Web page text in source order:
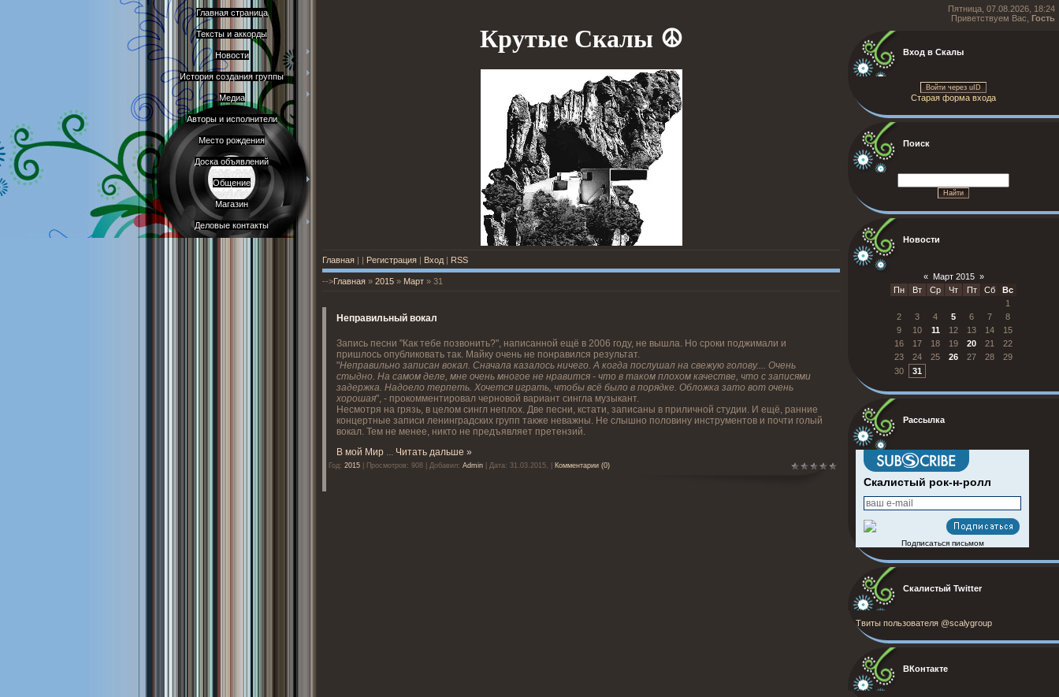
Главная страница
Тексты и аккорды
Новости
История создания группы
Медиа
Авторы и исполнители
Место рождения
Доска объявлений
Общение
Магазин
Деловые контакты
Крутые Скалы☮
Главная | | Регистрация | Вход | RSS
-->Главная » 2015 » Март » 31
Неправильный вокал
Запись песни "Как тебе позвонить?", написанной ещё в 2006 году, не вышла. Но сроки поджимали и
пришлось опубликовать так. Майку очень не понравился результат.
"Неправильно записан вокал. Сначала казалось ничего. А когда послушал на свежую голову.... Очень
стыдно. На самом деле, мне очень многое не нравится - что в таком плохом качестве, что с записями
задержка. Надоело терпеть. Хочется играть, чтобы всё было в порядке. Обложка зато вот очень
хорошая", - прокомментировал черновой вариант сингла музыкант.
Несмотря на грязь, в целом сингл неплох. Две песни, кстати, записаны в приличной студии. И ещё, ранние
концертные записи ленинградских групп также неважны. Не слышно половину инструментов и почти голый
вокал. Тем не менее, никто не предъявляет претензий.
В мой Мир
Читать дальше »
Год: 2015 | Просмотров: 908 | Добавил: Admin | Дата: 31.03.2015, Комментарии (0)
Пятница, 07.08.2026, 18:24
Приветствуем Вас, Гость
Вход в Скалы
Войти через uID
Старая форма входа
Поиск
Новости
« Март 2015 »
Пн
Вт Ср Чт Пт Сб
Вс
1
2
3 4 5 6 7
8
9
10 11 12 13 14
15
16
17 18 19 20 21
22
23
24 25 26 27 28
29
30
31
Рассылка
Скалистый рок-н-ролл
Подписаться письмом
Скалистый Twitter
Твиты пользователя @scalygroup
ВКонтакте